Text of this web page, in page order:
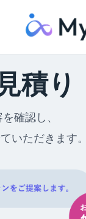
積り
確認し、
いただきます。